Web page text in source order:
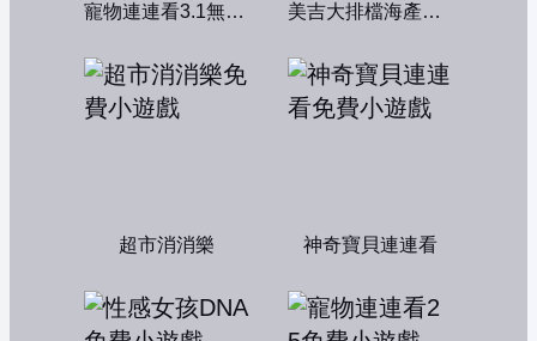
寵物連連看3.1無敵版 美吉大排檔海產店：中文版
超市消消樂 神奇寶貝連連看